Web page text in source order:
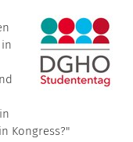
Kongress?"